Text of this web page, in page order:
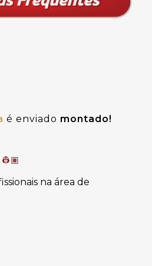
é enviado montado!
👷🏽
na área de